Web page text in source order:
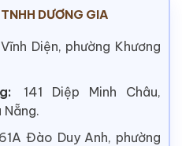
DƯƠNG GIA
Diện, phường Khương
141 Diệp Minh Châu,
Đào Duy Anh, phường